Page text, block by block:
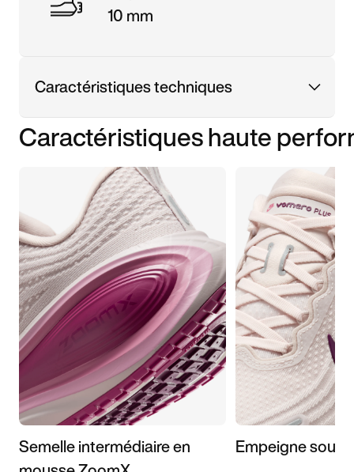
10 mm
Caractéristiques techniques
Caractéristiques haute
Semelle intermédiaire en
Empeigne